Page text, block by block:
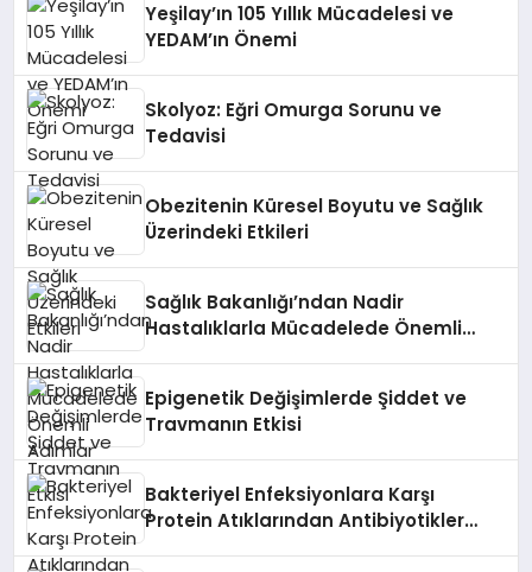
Yeşilay’ın 105 Yıllık Mücadelesi ve
YEDAM’ın Önemi
Skolyoz: Eğri Omurga Sorunu ve
Tedavisi
Obezitenin Küresel Boyutu ve Sağlık
Üzerindeki Etkileri
Sağlık Bakanlığı’ndan Nadir
Hastalıklarla Mücadelede Önemli
Epigenetik Değişimlerde Şiddet ve
Travmanın Etkisi
Bakteriyel Enfeksiyonlara Karşı
Protein Atıklarından Antibiyotikler